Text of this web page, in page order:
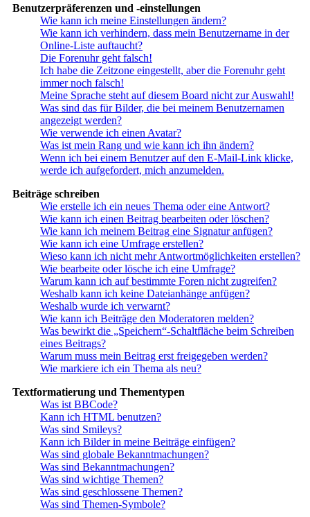
Benutzerpräferenzen und -einstellungen
Wie kann ich meine Einstellungen ändern?
Wie kann ich verhindern, dass mein Benutzername in der
Online-Liste auftaucht?
Die Forenuhr geht falsch!
Ich habe die Zeitzone eingestellt, aber die Forenuhr geht
immer noch falsch!
Meine Sprache steht auf diesem Board nicht zur Auswahl!
Was sind das für Bilder, die bei meinem Benutzernamen
angezeigt werden?
Wie verwende ich einen Avatar?
Was ist mein Rang und wie kann ich ihn ändern?
Wenn ich bei einem Benutzer auf den E-Mail-Link klicke,
werde ich aufgefordert, mich anzumelden.
Beiträge schreiben
Wie erstelle ich ein neues Thema oder eine Antwort?
Wie kann ich einen Beitrag bearbeiten oder löschen?
Wie kann ich meinem Beitrag eine Signatur anfügen?
Wie kann ich eine Umfrage erstellen?
Wieso kann ich nicht mehr Antwortmöglichkeiten erstellen?
Wie bearbeite oder lösche ich eine Umfrage?
Warum kann ich auf bestimmte Foren nicht zugreifen?
Weshalb kann ich keine Dateianhänge anfügen?
Weshalb wurde ich verwarnt?
Wie kann ich Beiträge den Moderatoren melden?
Was bewirkt die „Speichern“-Schaltfläche beim Schreiben
eines Beitrags?
Warum muss mein Beitrag erst freigegeben werden?
Wie markiere ich ein Thema als neu?
Textformatierung und Thementypen
Was ist BBCode?
Kann ich HTML benutzen?
Was sind Smileys?
Kann ich Bilder in meine Beiträge einfügen?
Was sind globale Bekanntmachungen?
Was sind Bekanntmachungen?
Was sind wichtige Themen?
Was sind geschlossene Themen?
Was sind Themen-Symbole?